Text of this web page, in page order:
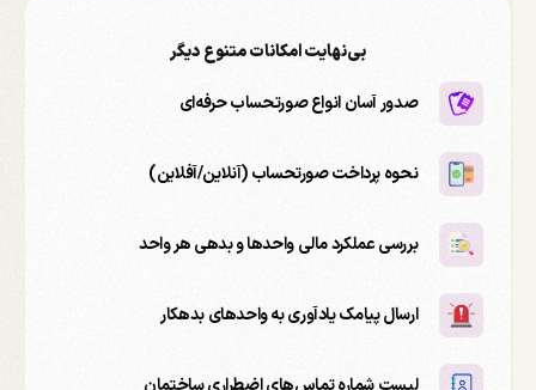
بی‌نهایت امکانات متنوع دیگر
صدور آسان انواع صورتحساب حرفه‌ای
نحوه پرداخت صورتحساب (آنلاین/آفلاین)
بررسی عملکرد مالی واحدها و بدهی هر واحد
ارسال پیامک یادآوری به واحدهای بدهکار